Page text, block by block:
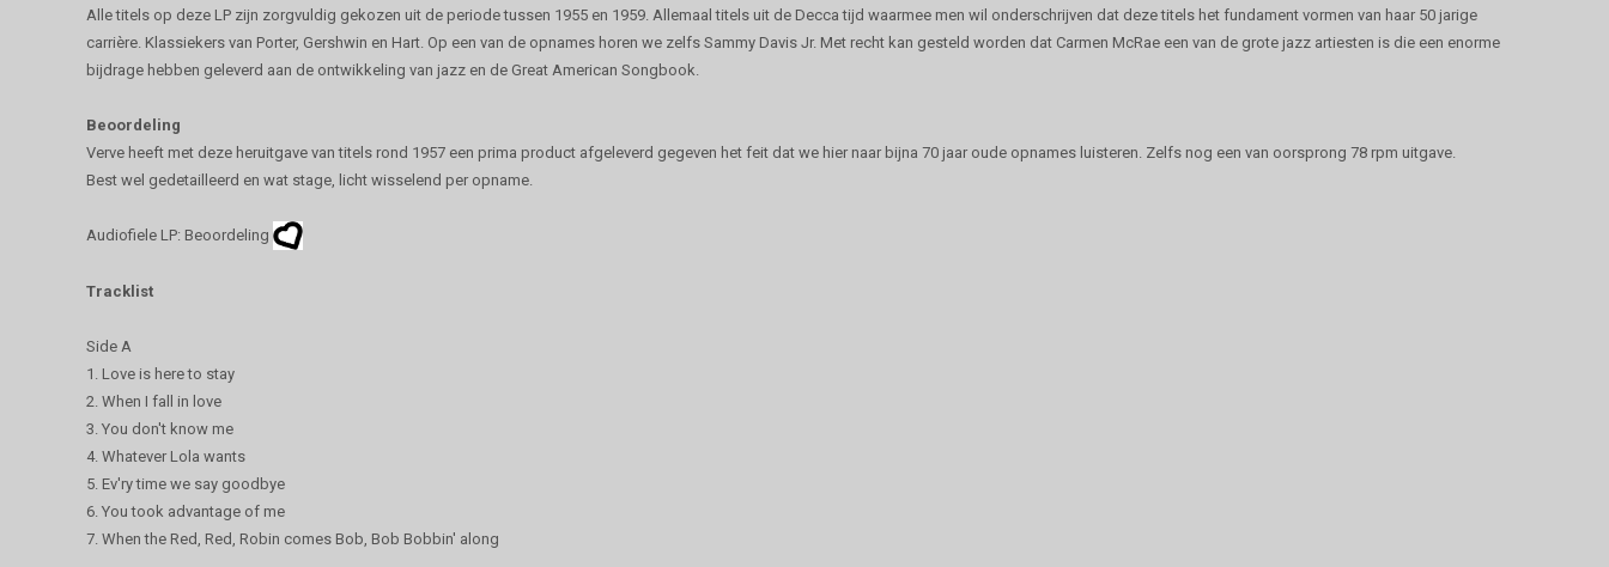
Alle titels op deze LP zijn zorgvuldig gekozen uit de periode tussen 1955 en 1959. Allemaal titels uit de Decca tijd waarmee men wil onderschrijven dat deze titels het fundament vormen van haar 50 jarige
carrière. Klassiekers van Porter, Gershwin en Hart. Op een van de opnames horen we zelfs Sammy Davis Jr. Met recht kan gesteld worden dat Carmen McRae een van de grote jazz artiesten is die een enorme
bijdrage hebben geleverd aan de ontwikkeling van jazz en de Great American Songbook.
Beoordeling
Verve heeft met deze heruitgave van titels rond 1957 een prima product afgeleverd gegeven het feit dat we hier naar bijna 70 jaar oude opnames luisteren. Zelfs nog een van oorsprong 78 rpm uitgave.
Best wel gedetailleerd en wat stage, licht wisselend per opname.
Audiofiele LP: Beoordeling
Tracklist
Side A
1. Love is here to stay
2. When I fall in love
3. You don't know me
4. Whatever Lola wants
5. Ev'ry time we say goodbye
6. You took advantage of me
7. When the Red, Red, Robin comes Bob, Bob Bobbin' along